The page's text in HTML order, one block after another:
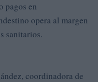
pagos en
opera al margen
sanitarios.
coordinadora de